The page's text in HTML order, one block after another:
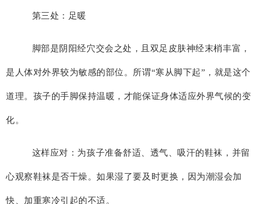
第三处：足暖
脚部是阴阳经穴交会之处，且双足皮肤神经末梢丰富，
是人体对外界较为敏感的部位。所谓“寒从脚下起”，就是这个
道理。孩子的手脚保持温暖，才能保证身体适应外界气候的变
化。
这样应对：为孩子准备舒适、透气、吸汗的鞋袜，并留
心观察鞋袜是否干燥。如果湿了要及时更换，因为潮湿会加
快、加重寒冷引起的不适。